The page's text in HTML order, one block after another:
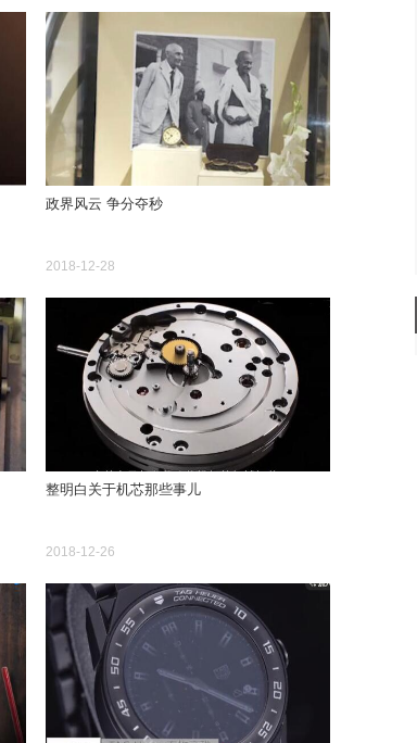
政界风云 争分夺秒
2018-12-28
整明白关于机芯那些事儿
2018-12-26